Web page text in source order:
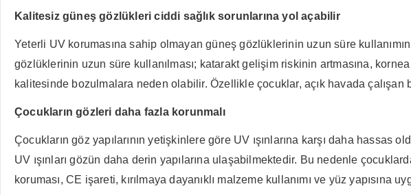
Kalitesiz güneş gözlükleri ciddi sağlık sorunlarına yol açabilir
Yeterli UV korumasına sahip olmayan güneş gözlüklerinin uzun süre
gözlüklerinin uzun süre kullanılması; katarakt gelişim riskinin artmasına,
kalitesinde bozulmalara neden olabilir. Özellikle çocuklar, açık havada
Çocukların gözleri daha fazla korunmalı
Çocukların göz yapılarının yetişkinlere göre UV ışınlarına karşı daha
UV ışınları gözün daha derin yapılarına ulaşabilmektedir. Bu nedenle
koruması, CE işareti, kırılmaya dayanıklı malzeme kullanımı ve yüz yapısına